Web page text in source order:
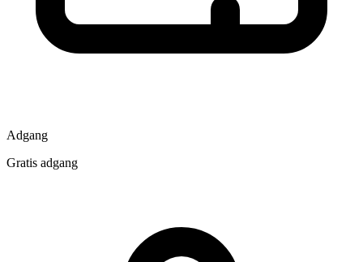
Adgang
Gratis adgang